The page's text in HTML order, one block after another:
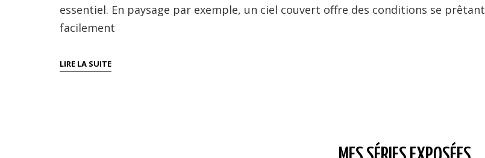
essentiel. En paysage par exemple, un ciel couvert offre des conditions se prêtant
facilement
LIRE LA SUITEAUTOPORTRAIT